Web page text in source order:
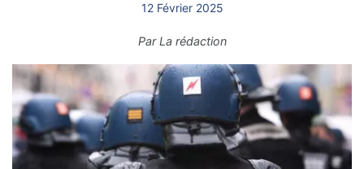
12 Février 2025
ParLa rédaction